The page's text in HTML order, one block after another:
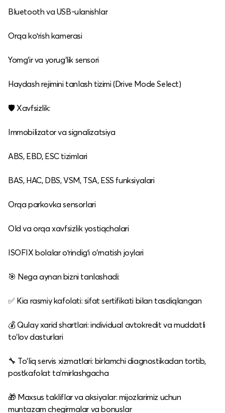
Bluetooth va USB‑ulanishlar
Orqa koʻrish kamerasi
Yomg‘ir va yorug‘lik sensori
Haydash rejimini tanlash tizimi (Drive Mode Select)
🛡️ Xavfsizlik:
Immobilizator va signalizatsiya
ABS, EBD, ESC tizimlari
BAS, HAC, DBS, VSM, TSA, ESS funksiyalari
Orqa parkovka sensorlari
Old va orqa xavfsizlik yostiqchalari
ISOFIX bolalar oʻrindigʻi o‘rnatish joylari
🎯 Nega aynan bizni tanlashadi:
✅ Kia rasmiy kafolati: sifat sertifikati bilan tasdiqlangan
💰 Qulay xarid shartlari: individual avtokredit va muddatli
to‘lov dasturlari
🔧 To‘liq servis xizmatlari: birlamchi diagnostikadan tortib,
postkafolat taʼmirlashgacha
🎁 Maxsus takliflar va aksiyalar: mijozlarimiz uchun
muntazam chegirmalar va bonuslar